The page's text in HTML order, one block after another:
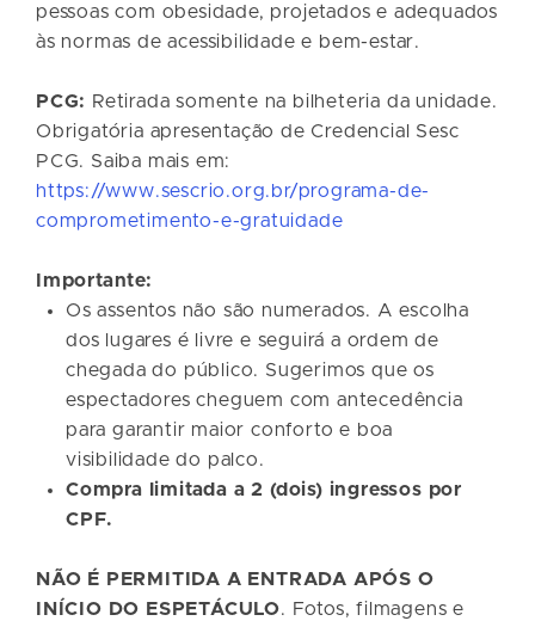
pessoas com obesidade, projetados e adequados
às normas de acessibilidade e bem-estar.
PCG: Retirada somente na bilheteria da unidade.
Obrigatória apresentação de Credencial Sesc
PCG. Saiba mais em:
https://www.sescrio.org.br/programa-de-
comprometimento-e-gratuidade
Importante:
Os assentos não são numerados. A escolha
dos lugares é livre e seguirá a ordem de
chegada do público. Sugerimos que os
espectadores cheguem com antecedência
para garantir maior conforto e boa
visibilidade do palco.
Compra limitada a 2 (dois) ingressos por
CPF.
NÃO É PERMITIDA A ENTRADA APÓS O
INÍCIO DO ESPETÁCULO. Fotos, filmagens e